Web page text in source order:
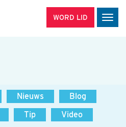
WORD LID
Nieuws
Blog
Tip
Video